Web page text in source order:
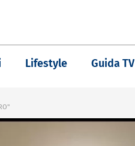
Lifestyle Guida TV